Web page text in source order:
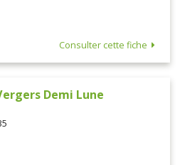
Consulter cette fiche
Demi Lune